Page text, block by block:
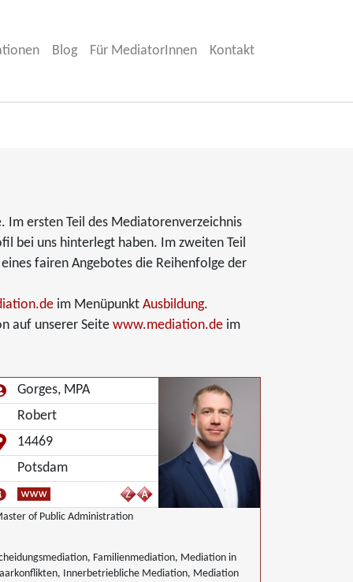
Blog Für MediatorInnen Kontakt
ersten Teil des Mediatorenverzeichnis
bei uns hinterlegt haben. Im zweiten Teil
fairen Angebotes die Reihenfolge der
im Menüpunkt Ausbildung.
auf unserer Seite www.mediation.de im
Gorges, MPA
Robert
14469
Potsdam
of Public Administration
Familienmediation, Mediation in
Innerbetriebliche Mediation, Mediation